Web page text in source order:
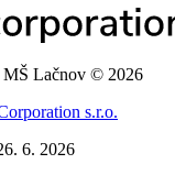
Lačnov © 2026
s.r.o.
6. 2026